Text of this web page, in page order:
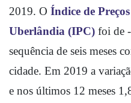
2019. O Índice de
Uberlândia (IPC) foi de
sequência de seis meses
cidade. Em 2019 a
e nos últimos 12 meses